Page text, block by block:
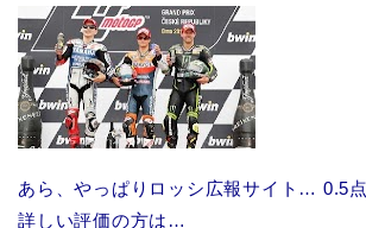
あら、やっぱりロッシ広報サイト… 0.5
詳しい評価の方は…